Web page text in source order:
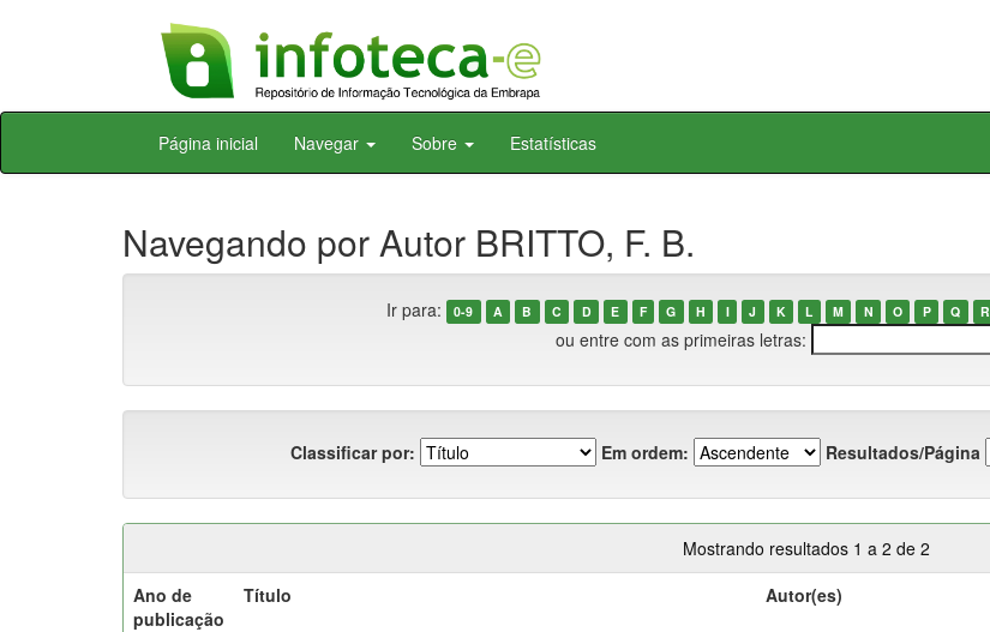
Skip
Página inicial Navegar Sobre Estatísticas
Navegando por Autor BRITTO, F. B.
Ir para: 0-9 A B C D E F G H I J K L M N O P Q R
ou entre com as primeiras letras:
Classificar por: Em ordem: Resultados/Página
Mostrando resultados 1 a 2 de 2
Ano de
publicação
Título Autor(es)